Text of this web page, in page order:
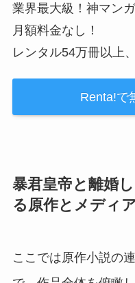
業界最大級！神マン
月額料金なし！
レンタル54万冊以上
Renta!で
暴君皇帝と離婚
る原作とメディ
ここでは原作小説の